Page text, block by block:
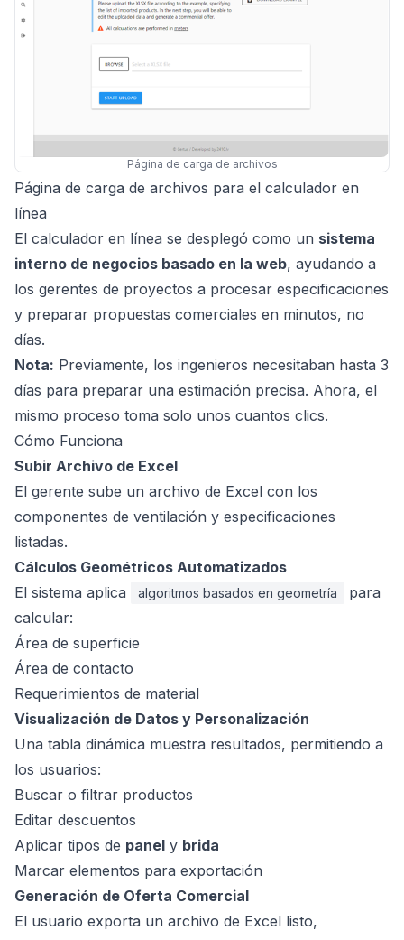
Página de carga de archivos
Página de carga de archivos para el calculador en
línea
El calculador en línea se desplegó como un sistema
interno de negocios basado en la web, ayudando a
los gerentes de proyectos a procesar especificaciones
y preparar propuestas comerciales en minutos, no
días.
Nota: Previamente, los ingenieros necesitaban hasta 3
días para preparar una estimación precisa. Ahora, el
mismo proceso toma solo unos cuantos clics.
Cómo Funciona
Subir Archivo de Excel
El gerente sube un archivo de Excel con los
componentes de ventilación y especificaciones
listadas.
Cálculos Geométricos Automatizados
El sistema aplica
algoritmos basados en geometría
para
calcular:
Área de superficie
Área de contacto
Requerimientos de material
Visualización de Datos y Personalización
Una tabla dinámica muestra resultados, permitiendo a
los usuarios:
Buscar o filtrar productos
Editar descuentos
Aplicar tipos de panel y brida
Marcar elementos para exportación
Generación de Oferta Comercial
El usuario exporta un archivo de Excel listo,